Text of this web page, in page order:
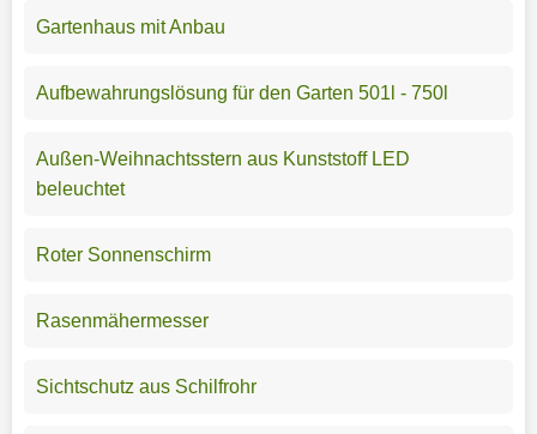
Gartenhaus mit Anbau
Aufbewahrungslösung für den Garten 501l - 750l
Außen-Weihnachtsstern aus Kunststoff LED
beleuchtet
Roter Sonnenschirm
Rasenmähermesser
Sichtschutz aus Schilfrohr